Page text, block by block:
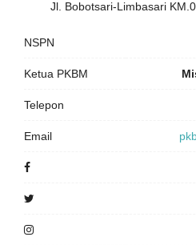
Jl. Bobotsari-Limbasari
NSPN
Ketua PKBM
Telepon
Email